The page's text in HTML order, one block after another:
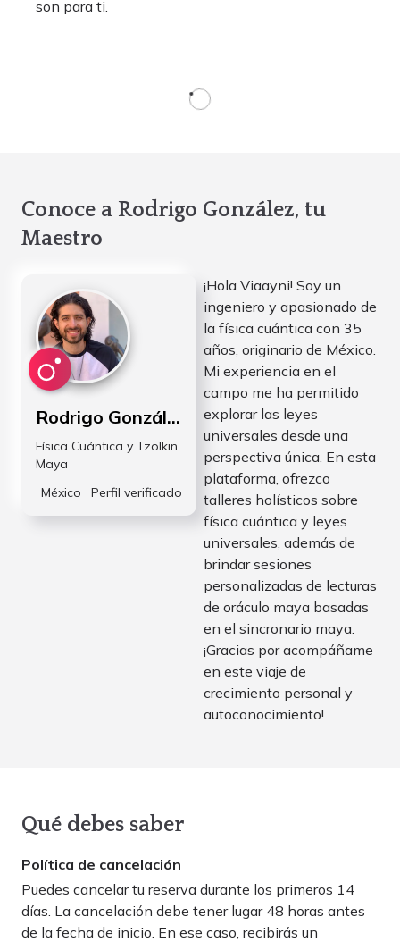
son para ti.
Conoce a Rodrigo González, tu
Maestro
Rodrigo González
Física Cuántica y Tzolkin
Maya
México
Perfil verificado
¡Hola Viaayni! Soy un
ingeniero y apasionado de
la física cuántica con 35
años, originario de México.
Mi experiencia en el
campo me ha permitido
explorar las leyes
universales desde una
perspectiva única. En esta
plataforma, ofrezco
talleres holísticos sobre
física cuántica y leyes
universales, además de
brindar sesiones
personalizadas de lecturas
de oráculo maya basadas
en el sincronario maya.
¡Gracias por acompáñame
en este viaje de
crecimiento personal y
autoconocimiento!
Qué debes saber
Política de cancelación
Puedes cancelar tu reserva durante los primeros 14
días. La cancelación debe tener lugar 48 horas antes
de la fecha de inicio. En ese caso, recibirás un